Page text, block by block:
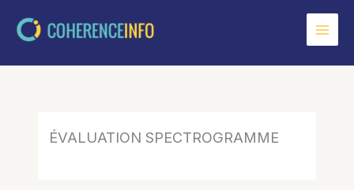
ÉVALUATION SPECTROGRAMME